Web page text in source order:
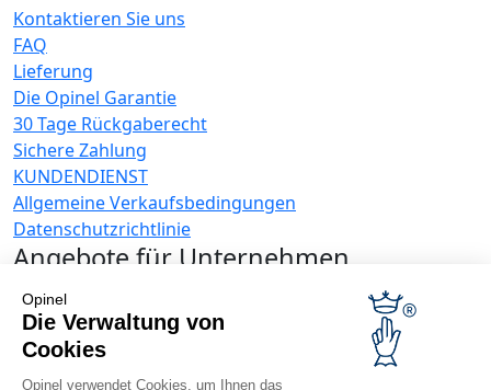
Opinel
Die Verwaltung von
Cookies
Opinel verwendet Cookies, um Ihnen das
Kontaktieren Sie uns
FAQ
Lieferung
Die Opinel Garantie
30 Tage Rückgaberecht
Sichere Zahlung
KUNDENDIENST
Allgemeine Verkaufsbedingungen
Datenschutzrichtlinie
Angebote für Unternehmen
Werbegeschenke
Gastronome
Opinel News